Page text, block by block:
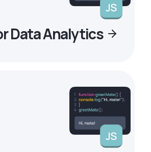
Data Analytics